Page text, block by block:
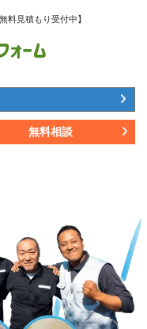
料見積もり受付中】
無料相談